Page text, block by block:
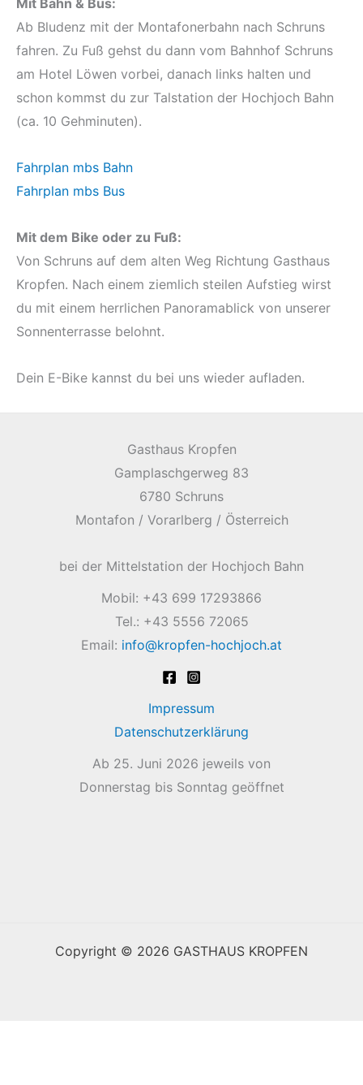
Ab Bludenz mit der Montafonerbahn nach Schruns
fahren. Zu Fuß gehst du dann vom Bahnhof Schruns
am Hotel Löwen vorbei, danach links halten und
schon kommst du zur Talstation der Hochjoch Bahn
(ca. 10 Gehminuten).
Fahrplan mbs Bahn
Fahrplan mbs Bus
Mit dem Bike oder zu Fuß:
Von Schruns auf dem alten Weg Richtung Gasthaus
Kropfen. Nach einem ziemlich steilen Aufstieg wirst
du mit einem herrlichen Panoramablick von unserer
Sonnenterrasse belohnt.
Dein E-Bike kannst du bei uns wieder aufladen.
Gasthaus Kropfen
Gamplaschgerweg 83
6780 Schruns
Montafon / Vorarlberg / Österreich
bei der Mittelstation der Hochjoch Bahn
Mobil: +43 699 17293866
Tel.: +43 5556 72065
Email: info@kropfen-hochjoch.at
Impressum
Datenschutzerklärung
Ab 25. Juni 2026 jeweils von
Donnerstag bis Sonntag geöffnet
Copyright © 2026 GASTHAUS KROPFEN